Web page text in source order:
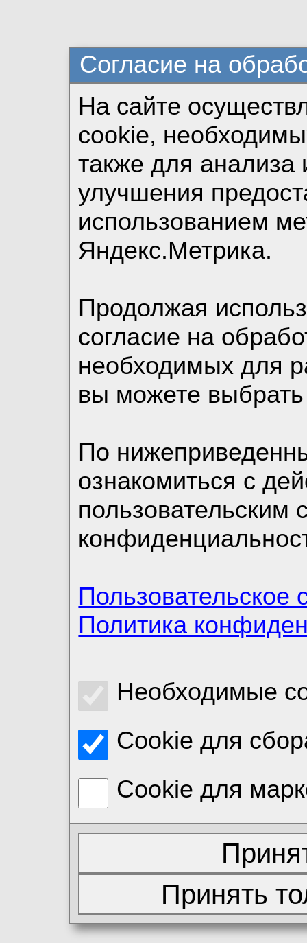
Согласие на
На сайте
cookie,
также для анализа
улучшения
использованием
Яндекс.Метрика.
Продолжая
согласие на
необходимых для
вы можете
По
ознакомиться с
пользовательским
Пользовательское
Политика
Необходимые
Cookie для
Cookie для